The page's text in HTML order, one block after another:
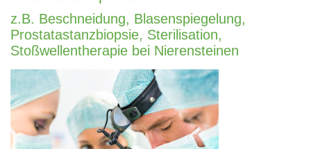
z.B. Beschneidung, Blasenspiegelung,
Prostatastanzbiopsie, Sterilisation,
Stoßwellentherapie bei Nierensteinen